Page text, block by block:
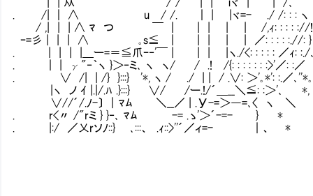
. /| ｜ ∧ u / /. ｜ | |ヾ=- ./ /: : : ヽ
/ ,| | | ∧ ﾏ つ ￣ ｜ | | | | /,ｨ: : : : ://!
ｰ=彡 | | | ∧ ｡s≦ ｜ | | | | ／: : : :
. | | | |＿ー=＝≦爪ｰ‐'￣ | | | |ヽ./<: : : : : ／ｨ:
. ｜ | γ"‐｀ヽ }＞‐ミ､ ヽ ヽ/ / .! /{: : : : : : :>'／: :／ ｀
. Ⅳ∨ /| | /} }:::} '*, ヽ / ./ | | / .∨: ＞'｡*': :.／､''*
|ヽ ノ ｲ |.|/.ﾊ .}:::} ∨/ /ー.!/´＿__＼≦: :＞'､ *,
∨//´/.ﾉ-〕 ｜ﾏﾑ ＼__／ | .У-=＞―=､〈 ヽ ＼
. r<〃 /"rミ } }‐､ ﾏﾑ -= .ゝ'＞´-=- } *
. |:/ ／乂rソﾉ::} Ⅵ､:::、 .ｨ::>''´／ィ=- ｜、